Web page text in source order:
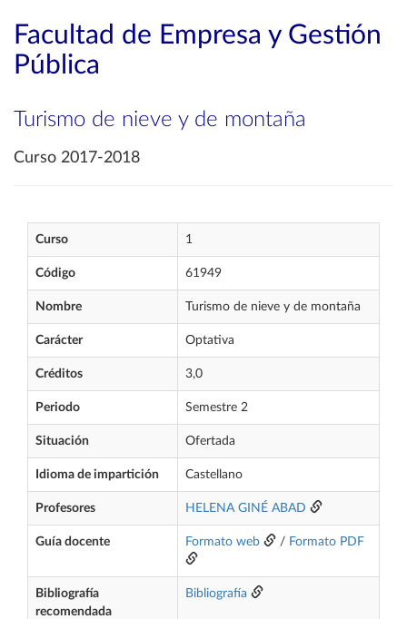
Facultad de Empresa y Gestión
Pública
Turismo de nieve y de montaña
Curso 2017-2018
Curso 1
Código 61949
Nombre Turismo de nieve y de montaña
Carácter Optativa
Créditos 3,0
Periodo Semestre 2
Situación Ofertada
Idioma de impartición Castellano
Profesores HELENA GINÉ ABAD
Guía docente Formato web / Formato PDF
Bibliografía
recomendada
Bibliografía